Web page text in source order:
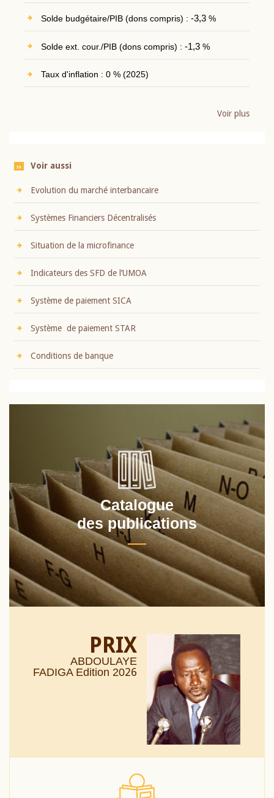
Solde budgétaire/PIB (dons compris) : -3,3%
Solde ext. cour./PIB (dons compris) : -1,3%
Taux d'inflation : 0 % (2025)
Voir plus
Voir aussi
Evolution du marché interbancaire
Systèmes Financiers Décentralisés
Situation de la microfinance
Indicateurs des SFD de l’UMOA
Système de paiement SICA
Système de paiement STAR
Conditions de banque
Catalogue
des publications
PRIX
ABDOULAYE
FADIGA Edition 2026